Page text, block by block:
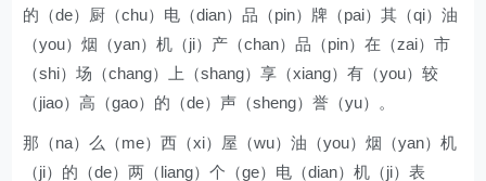
的（de）厨（chu）电（dian）品（pin）牌（pai）其（qi）油
（you）烟（yan）机（ji）产（chan）品（pin）在（zai）市
（shi）场（chang）上（shang）享（xiang）有（you）较
（jiao）高（gao）的（de）声（sheng）誉（yu）。
那（na）么（me）西（xi）屋（wu）油（you）烟（yan）机
（ji）的（de）两（liang）个（ge）电（dian）机（ji）表